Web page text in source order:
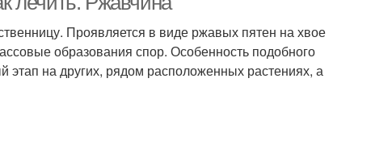
Проявляется в виде ржавых пятен на хвое
образования спор. Особенность подобного
на других, рядом расположенных растениях, а